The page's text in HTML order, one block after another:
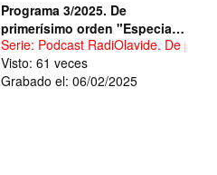
Programa 3/2025. De
primerísimo orden "Especial
fútbol"
Serie: Podcast RadiOlavide. De
Visto: 61 veces
Grabado el: 06/02/2025